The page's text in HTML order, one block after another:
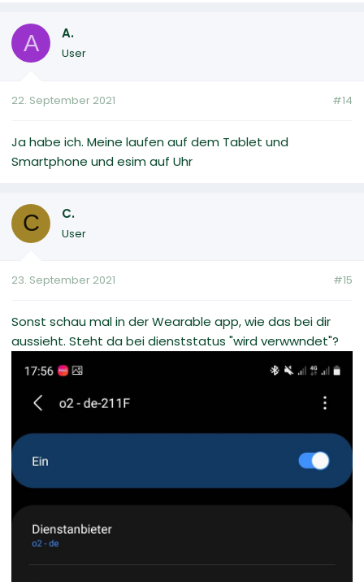
A A.
User
22. September 2021 #14
Ja habe ich. Meine laufen auf dem Tablet und
Smartphone und esim auf Uhr
C C.
User
23. September 2021 #15
Sonst schau mal in der Wearable app, wie das bei dir
aussieht. Steht da bei dienststatus "wird verwwndet"?